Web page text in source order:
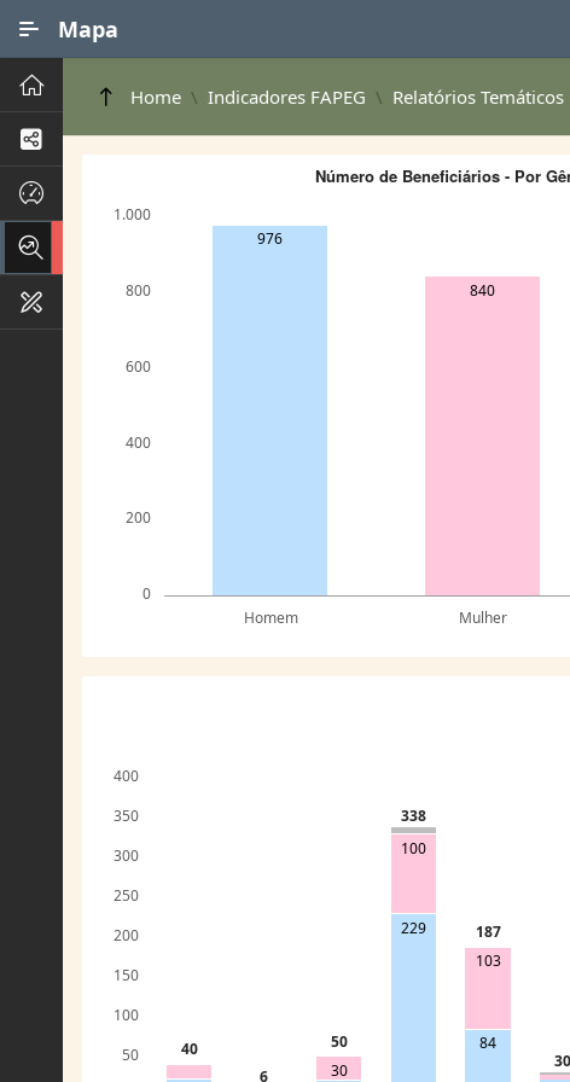
Mapa
Processos de Negócios
Home Indicadores FAPEG Relatórios Temáticos
976
840
Número de Beneficiários - Por
0
200
400
600
800
1.000
Homem Mulher
229
84
30
100
103
40
6
50
338
187
30
50
100
150
200
250
300
350
400